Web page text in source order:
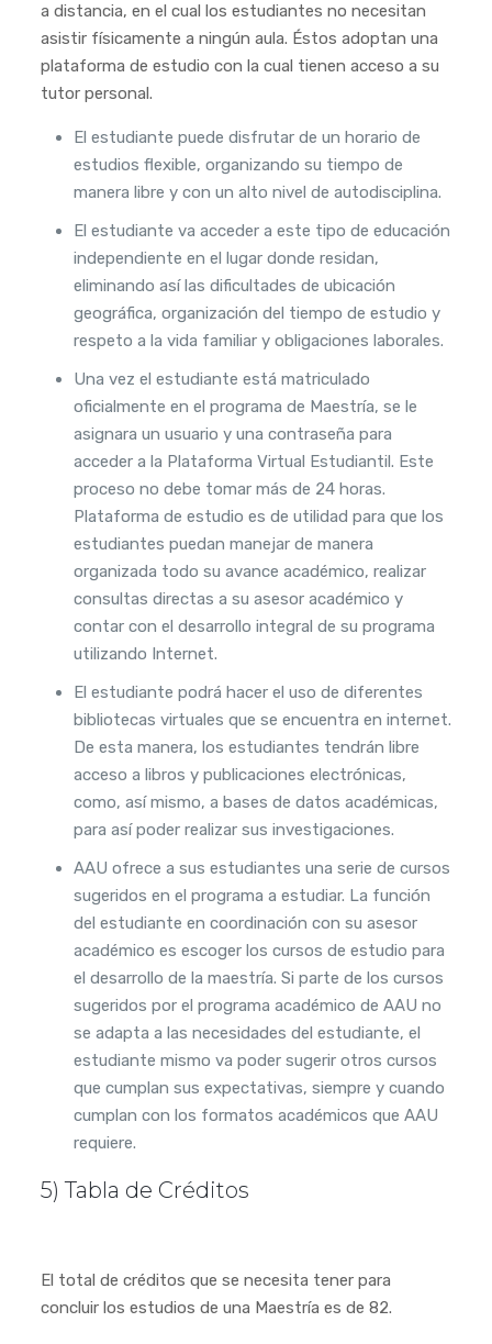
a distancia, en el cual los estudiantes no necesitan
asistir físicamente a ningún aula. Éstos adoptan una
plataforma de estudio con la cual tienen acceso a su
tutor personal.
El estudiante puede disfrutar de un horario de
estudios flexible, organizando su tiempo de
manera libre y con un alto nivel de autodisciplina.
El estudiante va acceder a este tipo de educación
independiente en el lugar donde residan,
eliminando así las dificultades de ubicación
geográfica, organización del tiempo de estudio y
respeto a la vida familiar y obligaciones laborales.
Una vez el estudiante está matriculado
oficialmente en el programa de Maestría, se le
asignara un usuario y una contraseña para
acceder a la Plataforma Virtual Estudiantil. Este
proceso no debe tomar más de 24 horas.
Plataforma de estudio es de utilidad para que los
estudiantes puedan manejar de manera
organizada todo su avance académico, realizar
consultas directas a su asesor académico y
contar con el desarrollo integral de su programa
utilizando Internet.
El estudiante podrá hacer el uso de diferentes
bibliotecas virtuales que se encuentra en internet.
De esta manera, los estudiantes tendrán libre
acceso a libros y publicaciones electrónicas,
como, así mismo, a bases de datos académicas,
para así poder realizar sus investigaciones.
AAU ofrece a sus estudiantes una serie de cursos
sugeridos en el programa a estudiar. La función
del estudiante en coordinación con su asesor
académico es escoger los cursos de estudio para
el desarrollo de la maestría. Si parte de los cursos
sugeridos por el programa académico de AAU no
se adapta a las necesidades del estudiante, el
estudiante mismo va poder sugerir otros cursos
que cumplan sus expectativas, siempre y cuando
cumplan con los formatos académicos que AAU
requiere.
5) Tabla de Créditos
El total de créditos que se necesita tener para
concluir los estudios de una Maestría es de 82.